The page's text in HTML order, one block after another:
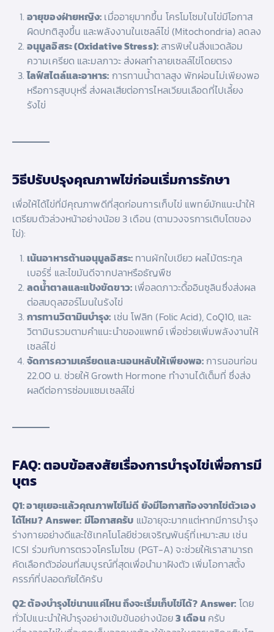
อายุของฝ่ายหญิง: เมื่ออายุมากขึ้น โครโมโซมในไข่มีโอกาส
ผิดปกติสูงขึ้น และพลังงานในเซลล์ไข่ (Mitochondria) ลดลง
อนุมูลอิสระ (Oxidative Stress):สารพิษในสิ่งแวดล้อม
ความเครียด และมลภาวะ ส่งผลทำลายเซลล์ไข่โดยตรง
ไลฟ์สไตล์และอาหาร: การทานน้ำตาลสูง พักผ่อนไม่เพียงพอ
หรือการสูบบุหรี่ ส่งผลเสียต่อการไหลเวียนเลือดที่ไปเลี้ยง
รังไข่
วิธีปรับปรุงคุณภาพไข่ก่อนเริ่มการรักษา
เพื่อให้ได้ไข่ที่มีคุณภาพดีที่สุดก่อนการเก็บไข่ แพทย์มักแนะนำให้
เตรียมตัวล่วงหน้าอย่างน้อย 3 เดือน (ตามวงจรการเติบโตของ
ไข่):
เน้นอาหารต้านอนุมูลอิสระ: ทานผักใบเขียว ผลไม้ตระกูล
เบอร์รี่ และไขมันดีจากปลาหรือธัญพืช
ลดน้ำตาลและแป้งขัดขาว:เพื่อลดภาวะดื้ออินซูลินซึ่งส่งผล
ต่อสมดุลฮอร์โมนในรังไข่
การทานวิตามินบำรุง: เช่น โฟลิก (Folic Acid), CoQ10, และ
วิตามินรวมตามคำแนะนำของแพทย์ เพื่อช่วยเพิ่มพลังงานให้
เซลล์ไข่
จัดการความเครียดและนอนหลับให้เพียงพอ:การนอนก่อน
22.00 น. ช่วยให้ Growth Hormone ทำงานได้เต็มที่ ซึ่งส่ง
ผลดีต่อการซ่อมแซมเซลล์ไข่
FAQ: ตอบข้อสงสัยเรื่องการบำรุงไข่เพื่อการมี
บุตร
Q1: อายุเยอะแล้วคุณภาพไข่ไม่ดี ยังมีโอกาสท้องจากไข่ตัวเอง
ได้ไหม?Answer: มีโอกาสครับ แม้อายุจะมากแต่หากมีการบำรุง
ร่างกายอย่างดีและใช้เทคโนโลยีช่วยเจริญพันธุ์ที่เหมาะสม เช่น
ICSI ร่วมกับการตรวจโครโมโซม (PGT-A) จะช่วยให้เราสามารถ
คัดเลือกตัวอ่อนที่สมบูรณ์ที่สุดเพื่อนำมาฝังตัว เพิ่มโอกาสตั้ง
ครรภ์ที่ปลอดภัยได้ครับ
Q2: ต้องบำรุงไข่นานแค่ไหน ถึงจะเริ่มเก็บไข่ได้?Answer: โดย
ทั่วไปแนะนำให้บำรุงอย่างเข้มข้นอย่างน้อย3 เดือนครับ